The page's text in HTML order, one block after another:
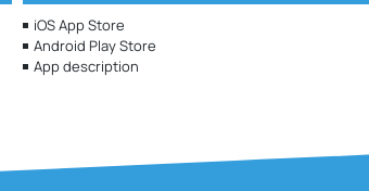
iOS App Store
Android Play Store
App description